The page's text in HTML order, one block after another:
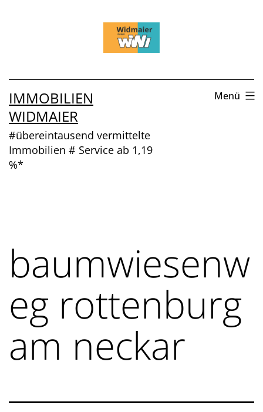
IMMOBILIEN
WIDMAIER
#übereintausend vermittelte
Immobilien # Service ab 1,19
%*
Menü
baumwiesenw
eg rottenburg
am neckar